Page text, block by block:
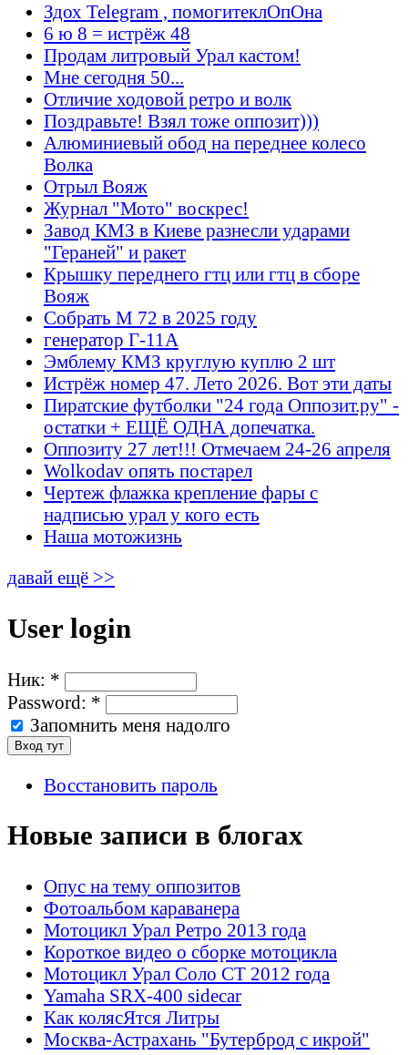
Здох Telegram , помогитеклОпОна
6 ю 8 = истрёж 48
Продам литровый Урал кастом!
Мне сегодня 50...
Отличие ходовой ретро и волк
Поздравьте! Взял тоже оппозит)))
Алюминиевый обод на переднее колесо
Волка
Отрыл Вояж
Журнал "Мото" воскрес!
Завод КМЗ в Киеве разнесли ударами
"Гераней" и ракет
Крышку переднего гтц или гтц в сборе
Вояж
Собрать М 72 в 2025 году
генератор Г-11А
Эмблему КМЗ круглую куплю 2 шт
Истрёж номер 47. Лето 2026. Вот эти даты
Пиратские футболки "24 года Оппозит.ру" -
остатки + ЕЩЁ ОДНА допечатка.
Оппозиту 27 лет!!! Отмечаем 24-26 апреля
Wolkodav опять постарел
Чертеж флажка крепление фары с
надписью урал у кого есть
Наша мотожизнь
давай ещё >>
User login
Ник: *
Password: *
Запомнить меня надолго
Восстановить пароль
Новые записи в блогах
Опус на тему оппозитов
Фотоальбом караванера
Мотоцикл Урал Ретро 2013 года
Короткое видео о сборке мотоцикла
Мотоцикл Урал Соло СТ 2012 года
Yamaha SRX-400 sidecar
Как колясЯтся Литры
Москва-Астрахань "Бутерброд с икрой"